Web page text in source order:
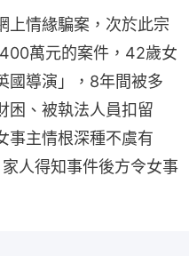
上情緣騙案，次於此宗
萬元的案件，42歲女
國導演」，8年間被多
困、被執法人員扣留
事主情根深種不虞有
人得知事件後方令女事